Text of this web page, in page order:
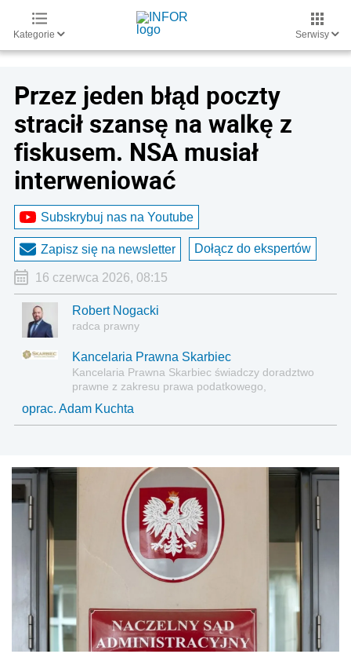
Kategorie Serwisy
Przez jeden błąd poczty
stracił szansę na walkę z
fiskusem. NSA musiał
interweniować
Subskrybuj nas na Youtube
Zapisz się na newsletter Dołącz do ekspertów
16 czerwca 2026, 08:15
Robert Nogacki
radca prawny
Kancelaria Prawna Skarbiec
Kancelaria Prawna Skarbiec świadczy doradztwo
prawne z zakresu prawa podatkowego,
oprac. Adam Kuchta